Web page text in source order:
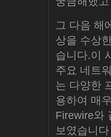
그 다음 해
상을 수상
습니다.이
주요 네트
는 다양한
용하여 매
Firewire와
보였습니